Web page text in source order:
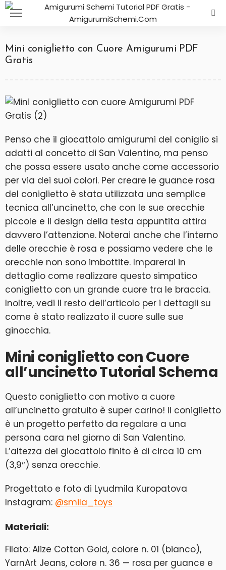
Mini coniglietto con Cuore Amigurumi PDF
Gratis
Penso che il giocattolo amigurumi del coniglio si
adatti al concetto di San Valentino, ma penso
che possa essere usato anche come accessorio
per via dei suoi colori. Per creare le guance rosa
del coniglietto è stata utilizzata una semplice
tecnica all’uncinetto, che con le sue orecchie
piccole e il design della testa appuntita attira
davvero l’attenzione. Noterai anche che l’interno
delle orecchie è rosa e possiamo vedere che le
orecchie non sono imbottite. Imparerai in
dettaglio come realizzare questo simpatico
coniglietto con un grande cuore tra le braccia.
Inoltre, vedi il resto dell’articolo per i dettagli su
come è stato realizzato il cuore sulle sue
ginocchia.
Mini coniglietto con Cuore
all’uncinetto Tutorial Schema
Questo coniglietto con motivo a cuore
all’uncinetto gratuito è super carino! Il coniglietto
è un progetto perfetto da regalare a una
persona cara nel giorno di San Valentino.
L’altezza del giocattolo finito è di circa 10 cm
(3,9″) senza orecchie.
Progettato e foto di Lyudmila Kuropatova
Instagram: @smila_toys
Materiali:
Filato: Alize Cotton Gold, colore n. 01 (bianco),
YarnArt Jeans, colore n. 36 — rosa per guance e